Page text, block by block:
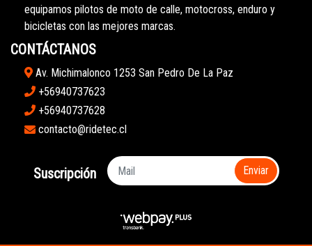
equipamos pilotos de moto de calle, motocross, enduro y
bicicletas con las mejores marcas.
CONTÁCTANOS
Av. Michimalonco 1253 San Pedro De La Paz
+56940737623
+56940737628
contacto@ridetec.cl
Suscripción Enviar